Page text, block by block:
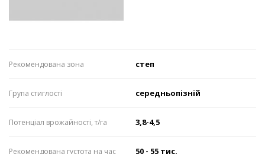
Рекомендована зона степ
Група стиглості середньопізній
Потенціал врожайності, т/га 3,8-4,5
Рекомендована густота на час
50 - 55 тис.